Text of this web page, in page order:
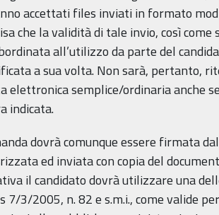
accettati files inviati in formato
che la validità di tale invio, così
all’utilizzo da parte del
a sua volta. Non sarà, pertanto,
elettronica semplice/ordinaria anche
indicata.
dovrà comunque essere firmata
ed inviata con copia del
il candidato dovrà utilizzare una
7/3/2005, n. 82 e s.m.i., come valide